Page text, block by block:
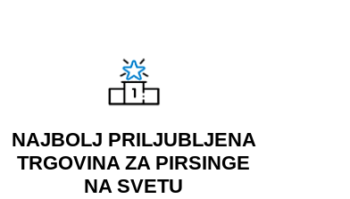
NAJBOLJ PRILJUBLJENA
TRGOVINA ZA PIRSINGE
NA SVETU